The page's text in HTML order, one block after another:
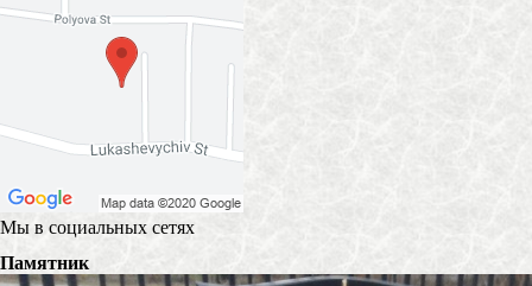
Мы в социальных сетях
Памятник